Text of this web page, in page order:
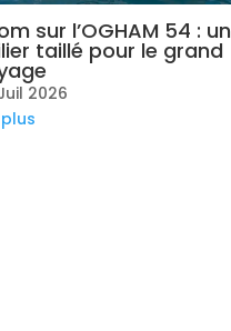
sur l’OGHAM 54 : un
taillé pour le grand
2026